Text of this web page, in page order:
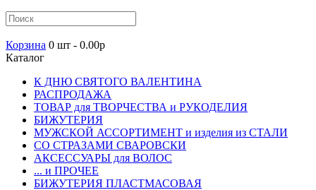
Корзина 0 шт - 0.00р
Каталог
К ДНЮ СВЯТОГО ВАЛЕНТИНА
РАСПРОДАЖА
ТОВАР для ТВОРЧЕСТВА и РУКОДЕЛИЯ
БИЖУТЕРИЯ
МУЖСКОЙ АССОРТИМЕНТ и изделия из СТАЛИ
СО СТРАЗАМИ СВАРОВСКИ
АКСЕССУАРЫ для ВОЛОС
... и ПРОЧЕЕ
БИЖУТЕРИЯ ПЛАСТМАСОВАЯ